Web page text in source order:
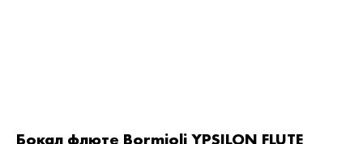
Бокал флюте Bormioli YPSILON FLUTE